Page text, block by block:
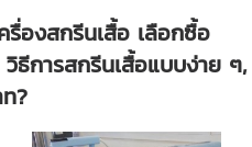
รื่องสกรีนเสื้อ เลือกซื้อ
วิธีการสกรีนเสื้อแบบง่าย ๆ,
?